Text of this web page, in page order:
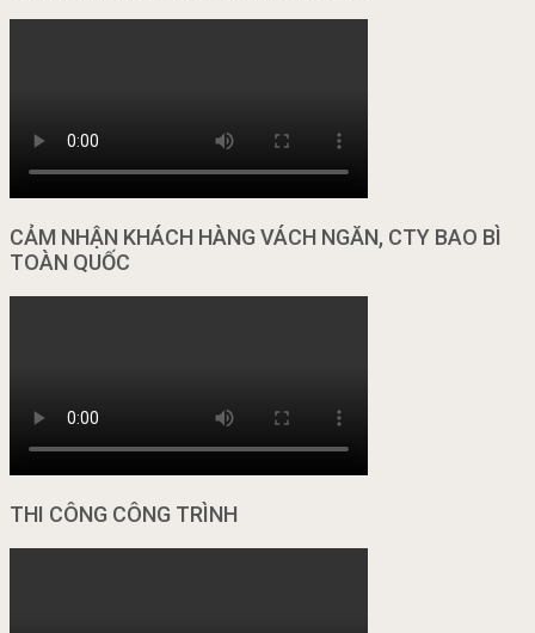
CẢM NHẬN KHÁCH HÀNG VÁCH NGĂN, CTY BAO BÌ
TOÀN QUỐC
THI CÔNG CÔNG TRÌNH